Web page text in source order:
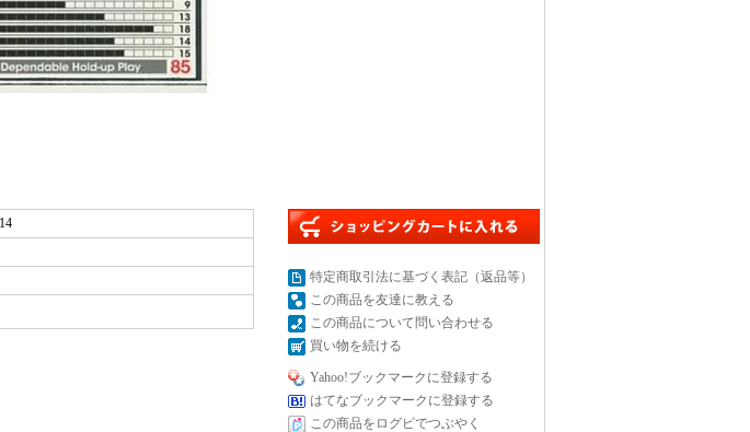
特定商取引法に基づく表記（返品等）
この商品を友達に教える
この商品について問い合わせる
買い物を続ける
Yahoo!ブックマークに登録する
はてなブックマークに登録する
この商品をログピでつぶやく